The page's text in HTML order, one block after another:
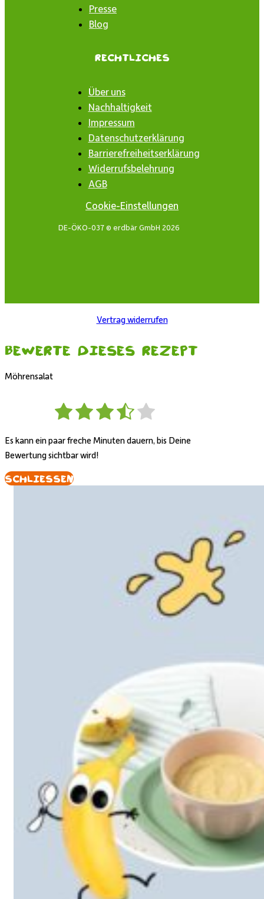
Presse
Blog
Rechtliches
Über uns
Nachhaltigkeit
Impressum
Datenschutzerklärung
Barrierefreiheitserklärung
Widerrufsbelehrung
AGB
Cookie-Einstellungen
DE-ÖKO-037 © erdbär GmbH 2026
Vertrag widerrufen
Bewerte dieses Rezept
Möhrensalat
Es kann ein paar freche Minuten dauern, bis Deine
Bewertung sichtbar wird!
Schliessen